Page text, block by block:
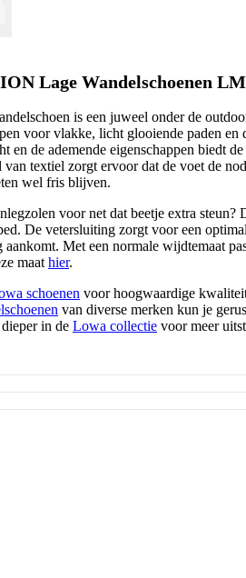
Lage Wandelschoenen
is een juweel onder de
voor vlakke, licht glooiende paden en
en de ademende eigenschappen biedt
van textiel zorgt ervoor dat de voet de
wel fris blijven.
voor net dat beetje extra steun?
De vetersluiting zorgt voor een
aankomt. Met een normale wijdtemaat
maat hier.
schoenen voor hoogwaardige
van diverse merken kun je
in de Lowa collectie voor meer